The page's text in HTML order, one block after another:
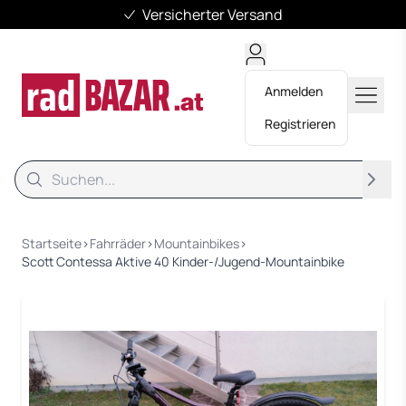
Versicherter Versand
Anmelden
Registrieren
Suche
Startseite›Fahrräder›Mountainbikes›
Scott Contessa Aktive 40 Kinder-/Jugend-Mountainbike